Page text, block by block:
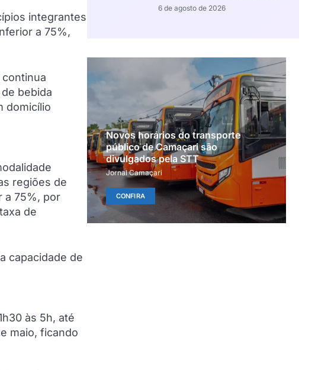
integrantes
a 75%,
bebida
domicílio
regiões de
a 75%, por
de
capacidade de
às 5h, até
maio, ficando
6 de agosto de 2026
Novos horários do transporte
público de Camaçari são
divulgados pela STT
Jornal Camaçari
CONFIRA